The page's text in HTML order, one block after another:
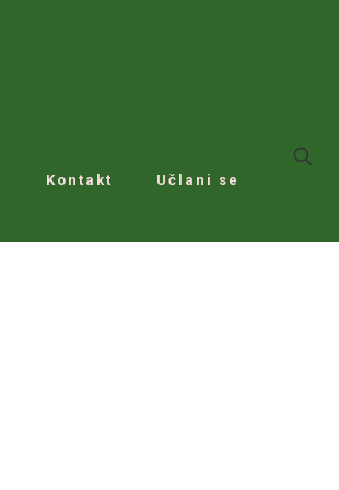
Kontakt Učlani se